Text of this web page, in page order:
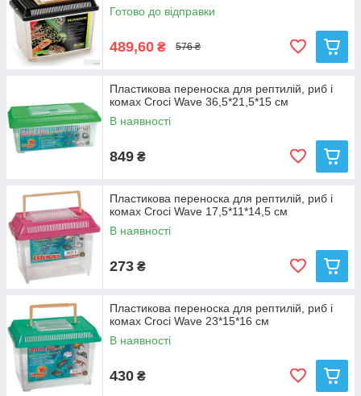
Готово до відправки
489,60 ₴ 576 ₴
Пластикова переноска для рептилій, риб і
комах Croci Wave 36,5*21,5*15 см
В наявності
849 ₴
Пластикова переноска для рептилій, риб і
комах Croci Wave 17,5*11*14,5 см
В наявності
273 ₴
Пластикова переноска для рептилій, риб і
комах Croci Wave 23*15*16 см
В наявності
430 ₴